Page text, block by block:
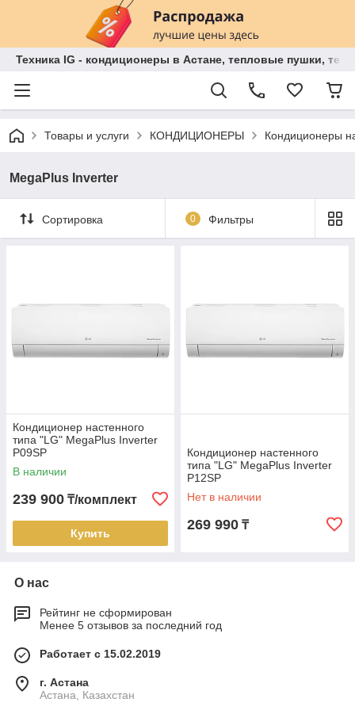
Техника IG - кондиционеры в Астане, тепловые пушки,
Товары и услуги КОНДИЦИОНЕРЫ Кондиционеры
MegaPlus Inverter
Сортировка 0 Фильтры
Кондиционер настенного
типа "LG" MegaPlus Inverter
P09SP
В наличии
239 900 ₸/комплект
Купить
Кондиционер настенного
типа "LG" MegaPlus Inverter
P12SP
Нет в наличии
269 990 ₸
О нас
Рейтинг не сформирован
Менее 5 отзывов за последний год
Работает с 15.02.2019
г. Астана
Астана, Казахстан